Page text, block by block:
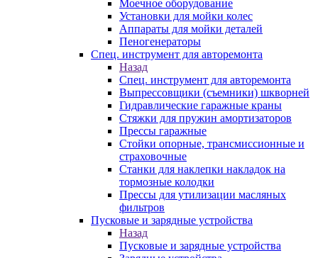
Моечное оборудование
Установки для мойки колес
Аппараты для мойки деталей
Пеногенераторы
Спец. инструмент для авторемонта
Назад
Спец. инструмент для авторемонта
Выпрессовщики (съемники) шкворней
Гидравлические гаражные краны
Стяжки для пружин амортизаторов
Прессы гаражные
Стойки опорные, трансмиссионные и
страховочные
Станки для наклепки накладок на
тормозные колодки
Прессы для утилизации масляных
фильтров
Пусковые и зарядные устройства
Назад
Пусковые и зарядные устройства